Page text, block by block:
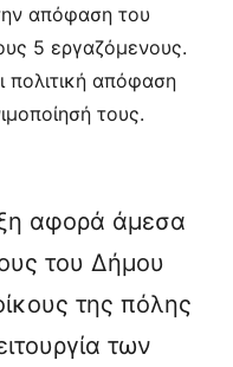
απόφαση του
5 εργαζόμενους.
πολιτική απόφαση
τους.
αφορά άμεσα
του Δήμου
της πόλης
των